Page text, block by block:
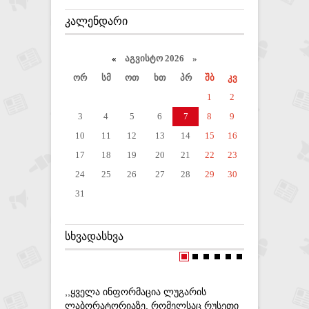
ᲙᲐᲚᲔᲜᲓᲐᲠᲘ
« აგვისტო 2026 »
ორ
სმ ოთ ხთ პრ შბ
კვ
1
2
3
4 5 6 7 8
9
10
11 12 13 14 15
16
17
18 19 20 21 22
23
24
25 26 27 28 29
30
31
ᲡᲮᲕᲐᲓᲐᲡᲮᲕᲐ
,,ᲧᲕᲔᲚᲐ ᲘᲜᲤᲝᲠᲛᲐᲪᲘᲐ ᲚᲣᲒᲐᲠᲘᲡ
ᲚᲐᲑᲝᲠᲐᲢᲝᲠᲘᲐᲖᲔ, ᲠᲝᲛᲔᲚᲡᲐᲪ ᲠᲣᲡᲔᲗᲘ